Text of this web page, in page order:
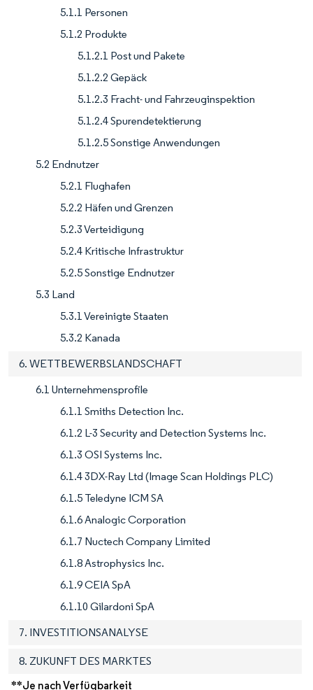
5.1.1 Personen
5.1.2 Produkte
5.1.2.1 Post und Pakete
5.1.2.2 Gepäck
5.1.2.3 Fracht- und Fahrzeuginspektion
5.1.2.4 Spurendetektierung
5.1.2.5 Sonstige Anwendungen
5.2 Endnutzer
5.2.1 Flughafen
5.2.2 Häfen und Grenzen
5.2.3 Verteidigung
5.2.4 Kritische Infrastruktur
5.2.5 Sonstige Endnutzer
5.3 Land
5.3.1 Vereinigte Staaten
5.3.2 Kanada
6. WETTBEWERBSLANDSCHAFT
6.1 Unternehmensprofile
6.1.1 Smiths Detection Inc.
6.1.2 L-3 Security and Detection Systems Inc.
6.1.3 OSI Systems Inc.
6.1.4 3DX-Ray Ltd (Image Scan Holdings PLC)
6.1.5 Teledyne ICM SA
6.1.6 Analogic Corporation
6.1.7 Nuctech Company Limited
6.1.8 Astrophysics Inc.
6.1.9 CEIA SpA
6.1.10 Gilardoni SpA
7. INVESTITIONSANALYSE
8. ZUKUNFT DES MARKTES
**Je nach Verfügbarkeit